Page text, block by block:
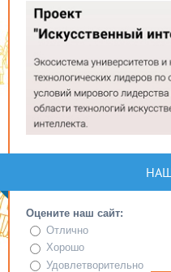
Оцените наш сайт:
Отлично
Хорошо
Удовлетворительно